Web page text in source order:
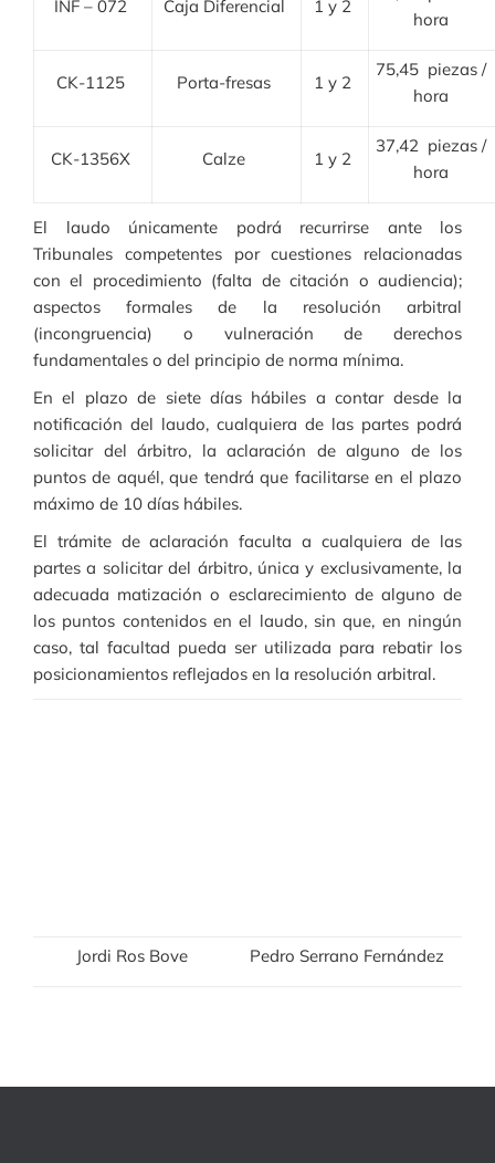
INF – 072 Caja Diferencial 1 y 2
hora
CK-1125 Porta-fresas 1 y 2
75,45 piezas /
hora
CK-1356X Calze 1 y 2
37,42 piezas /
hora
El laudo únicamente podrá recurrirse ante los
Tribunales competentes por cuestiones relacionadas
con el procedimiento (falta de citación o audiencia);
aspectos formales de la resolución arbitral
(incongruencia) o vulneración de derechos
fundamentales o del principio de norma mínima.
En el plazo de siete días hábiles a contar desde la
notificación del laudo, cualquiera de las partes podrá
solicitar del árbitro, la aclaración de alguno de los
puntos de aquél, que tendrá que facilitarse en el plazo
máximo de 10 días hábiles.
El trámite de aclaración faculta a cualquiera de las
partes a solicitar del árbitro, única y exclusivamente, la
adecuada matización o esclarecimiento de alguno de
los puntos contenidos en el laudo, sin que, en ningún
caso, tal facultad pueda ser utilizada para rebatir los
posicionamientos reflejados en la resolución arbitral.
Jordi Ros Bove Pedro Serrano Fernández